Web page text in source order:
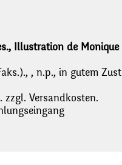
Illustration de Monique
, n.p., in gutem
zzgl. Versandkosten.